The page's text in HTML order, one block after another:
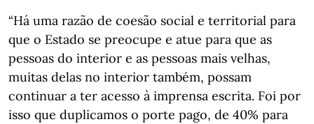
“Há uma razão de coesão social e territorial para
que o Estado se preocupe e atue para que as
pessoas do interior e as pessoas mais velhas,
muitas delas no interior também, possam
continuar a ter acesso à imprensa escrita. Foi por
isso que duplicamos o porte pago, de 40% para